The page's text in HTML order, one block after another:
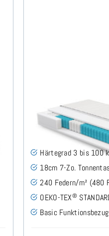
Roy H3 (Basic)
Härtegrad 3 bis 100
18cm 7-Zo.
240 Federn/m² (480
OEKO-TEX®
Basic